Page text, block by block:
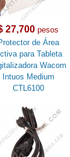
27,700 pesos
de Área
para Tableta
Wacom
Intuos Medium
CTL6100